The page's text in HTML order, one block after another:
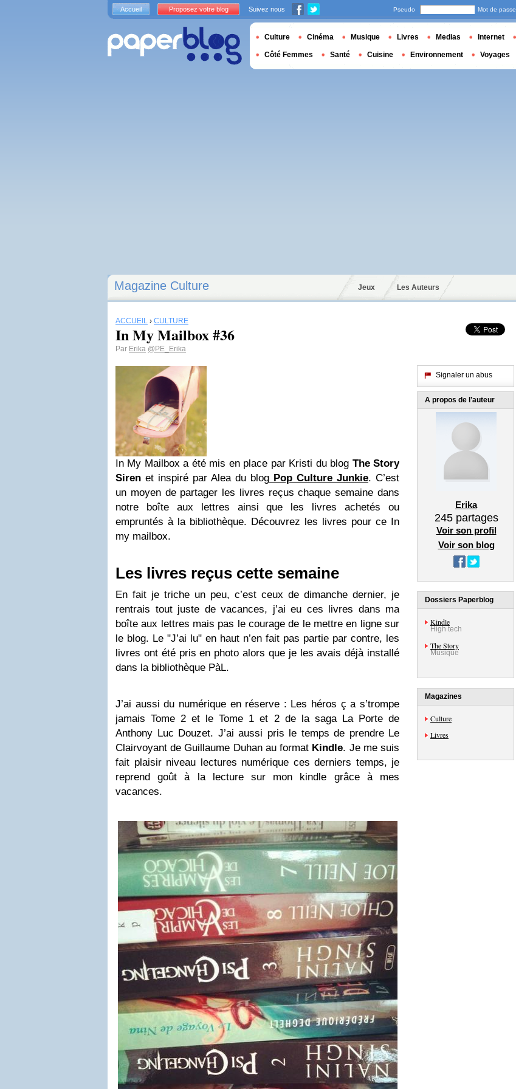
Magazine Culture Jeux Les Auteurs
ACCUEIL › CULTURE
In My Mailbox #36
Par Erika @PE_Erika
In My Mailbox a été mis en place par Kristi du blog The Story
Siren et inspiré par Alea du blog Pop Culture Junkie. C’est
un moyen de partager les livres reçus chaque semaine dans
notre boîte aux lettres ainsi que les livres achetés ou
empruntés à la bibliothèque. Découvrez les livres pour ce In
my mailbox.
Les livres reçus cette semaine
En fait je triche un peu, c’est ceux de dimanche dernier, je
rentrais tout juste de vacances, j’ai eu ces livres dans ma
boîte aux lettres mais pas le courage de le mettre en ligne sur
le blog. Le "J’ai lu" en haut n’en fait pas partie par contre, les
livres ont été pris en photo alors que je les avais déjà installé
dans la bibliothèque PàL.
J’ai aussi du numérique en réserve : Les héros ç a s’trompe
jamais Tome 2 et le Tome 1 et 2 de la saga La Porte de
Anthony Luc Douzet. J’ai aussi pris le temps de prendre Le
Clairvoyant de Guillaume Duhan au format Kindle. Je me suis
fait plaisir niveau lectures numérique ces derniers temps, je
reprend goût à la lecture sur mon kindle grâce à mes
vacances.
Signaler un abus
A propos de l’auteur
Erika
245partages
Voir son profil
Voir son blog
Dossiers Paperblog
Kindle
High tech
The Story
Musique
Magazines
Culture
Livres
Accueil Proposez votre blog Suivez nous Pseudo Mot de passe
Culture Cinéma Musique Livres Medias Internet
Côté Femmes Santé Cuisine Environnement Voyages